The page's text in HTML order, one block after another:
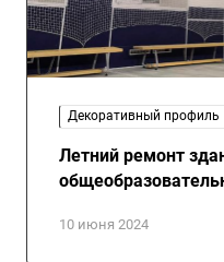
Декоративный профиль
10 июня 2024
Летний ремонт